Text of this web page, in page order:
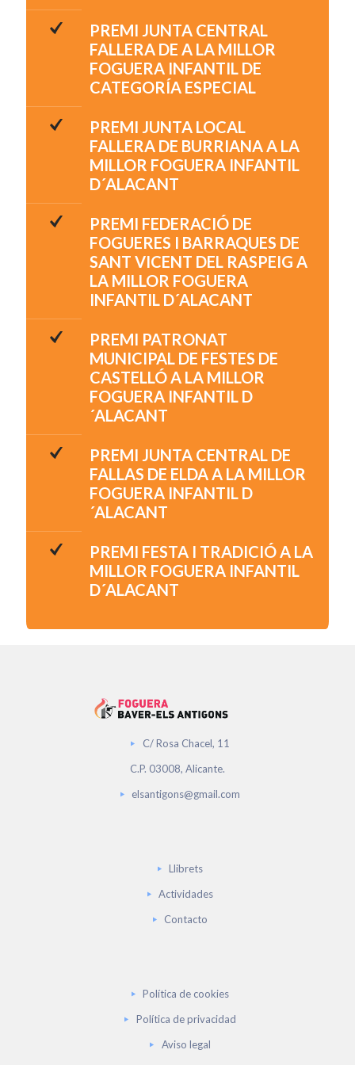
PREMI JUNTA CENTRAL
FALLERA DE A LA MILLOR
FOGUERA INFANTIL DE
CATEGORÍA ESPECIAL
PREMI JUNTA LOCAL
FALLERA DE BURRIANA A LA
MILLOR FOGUERA INFANTIL
D´ALACANT
PREMI FEDERACIÓ DE
FOGUERES I BARRAQUES DE
SANT VICENT DEL RASPEIG A
LA MILLOR FOGUERA
INFANTIL D´ALACANT
PREMI PATRONAT
MUNICIPAL DE FESTES DE
CASTELLÓ A LA MILLOR
FOGUERA INFANTIL D
´ALACANT
PREMI JUNTA CENTRAL DE
FALLAS DE ELDA A LA MILLOR
FOGUERA INFANTIL D
´ALACANT
PREMI FESTA I TRADICIÓ A LA
MILLOR FOGUERA INFANTIL
D´ALACANT
C/ Rosa Chacel, 11
C.P. 03008, Alicante.
elsantigons@gmail.com
Llibrets
Actividades
Contacto
Política de cookies
Política de privacidad
Aviso legal